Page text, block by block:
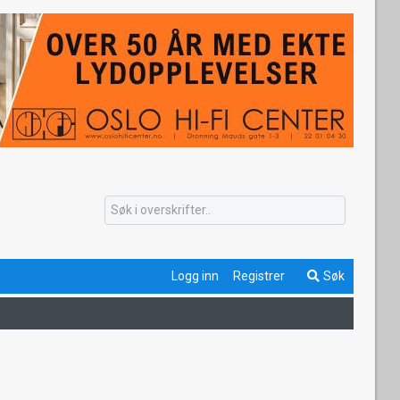
Logg inn Registrer Søk